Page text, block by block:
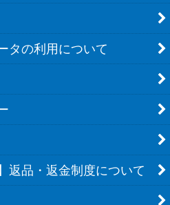
タの利用について
返品・返金制度について